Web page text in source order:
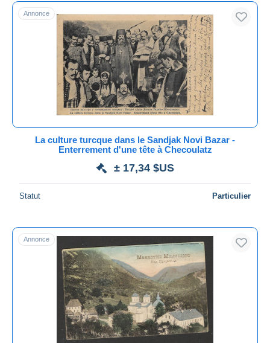
Uniquement en réduction
Livraison gratuite
Méthodes de paiement
PayPal
Virement bancaire
Visa
Mastercard
Bancontact
iDeal
Appliquer
Annonce
La culture turcque dans le Sandjak Novi Bazar -
Enterrement d'une tête à Checoulatz
± 17,34 $US
Statut Particulier
Annonce